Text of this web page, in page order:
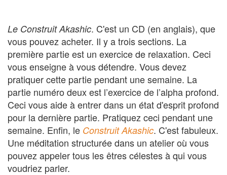
Le Construit Akashic. C'est un CD (en anglais), que
vous pouvez acheter. Il y a trois sections. La
première partie est un exercice de relaxation. Ceci
vous enseigne à vous détendre. Vous devez
pratiquer cette partie pendant une semaine. La
partie numéro deux est l’exercice de l’alpha profond.
Ceci vous aide à entrer dans un état d'esprit profond
pour la dernière partie. Pratiquez ceci pendant une
semaine. Enfin, le Construit Akashic. C'est fabuleux.
Une méditation structurée dans un atelier où vous
pouvez appeler tous les êtres célestes à qui vous
voudriez parler.